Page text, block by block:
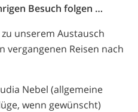
Besuch folgen …
unserem Austausch
vergangenen Reisen nach
Nebel (allgemeine
wenn gewünscht)